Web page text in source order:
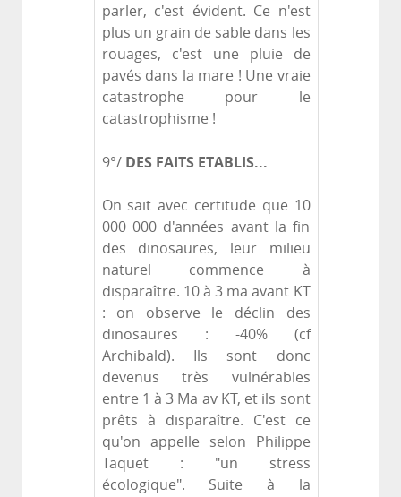
parler, c'est évident. Ce n'est
plus un grain de sable dans les
rouages, c'est une pluie de
pavés dans la mare ! Une vraie
catastrophe pour le
catastrophisme !
9°/ DES FAITS ETABLIS...
On sait avec certitude que 10
000 000 d'années avant la fin
des dinosaures, leur milieu
naturel commence à
disparaître. 10 à 3 ma avant KT
: on observe le déclin des
dinosaures : -40% (cf
Archibald). Ils sont donc
devenus très vulnérables
entre 1 à 3 Ma av KT, et ils sont
prêts à disparaître. C'est ce
qu'on appelle selon Philippe
Taquet : "un stress
écologique". Suite à la